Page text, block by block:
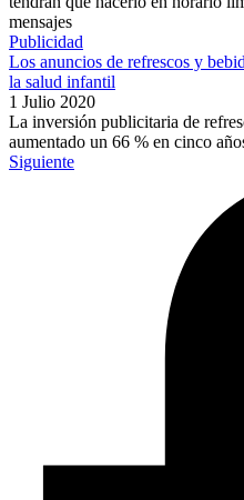
mensajes
Publicidad
Los anuncios de refrescos y
la salud infantil
1 Julio 2020
La inversión publicitaria de
aumentado un 66 % en cinco
Siguiente